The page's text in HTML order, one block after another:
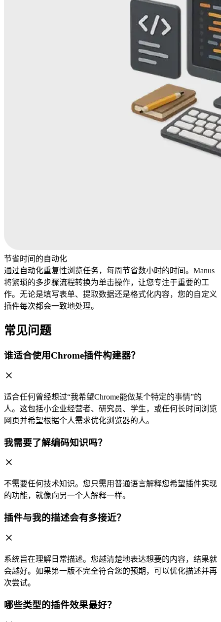
节省时间的自动化
通过自动化重复性浏览任务，每周节省数小时的时间。Manus
将繁琐的多步骤流程转换为单击操作，让您专注于重要的工
作。无论是填写表单、提取数据还是格式化内容，您的自定义
插件每次都会一致地处理。
常见问题
谁适合使用Chrome插件构建器？
适合任何曾经想过“我希望Chrome能做某个特定的事情”的
人。这包括小企业经营者、研究员、学生，或任何长时间浏览
网页并希望根据个人需求优化浏览器的人。
我需要了解编码知识吗？
不需要任何技术知识。您只需用普通语言解释您希望插件实现
的功能，就像向另一个人解释一样。
插件与我的描述会有多接近？
系统旨在理解日常描述。您越清楚地表达想要的内容，结果就
会越好。如果第一版不完全符合您的预期，可以优化描述并再
次尝试。
哪些类型的插件效果最好？